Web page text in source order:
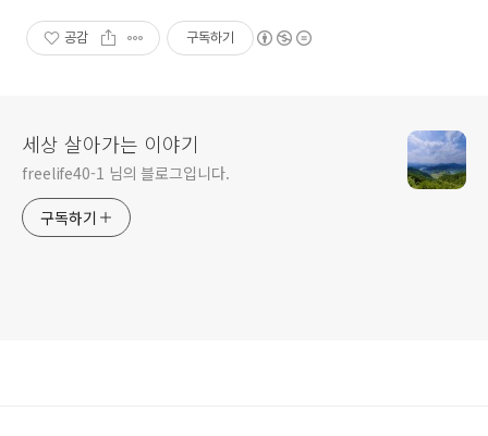
공감 구독하기
세상 살아가는 이야기
freelife40-1 님의 블로그입니다.
구독하기